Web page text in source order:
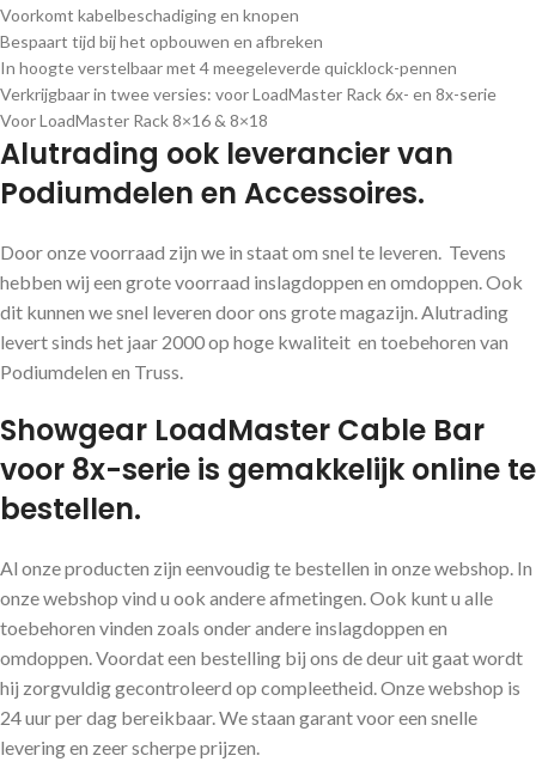
Voorkomt kabelbeschadiging en knopen
Bespaart tijd bij het opbouwen en afbreken
In hoogte verstelbaar met 4 meegeleverde quicklock-pennen
Verkrijgbaar in twee versies: voor LoadMaster Rack 6x- en 8x-serie
Voor LoadMaster Rack 8×16 & 8×18
Alutrading ook leverancier van
Podiumdelen en Accessoires.
Door onze voorraad zijn we in staat om snel te leveren. Tevens
hebben wij een grote voorraad inslagdoppen en omdoppen. Ook
dit kunnen we snel leveren door ons grote magazijn. Alutrading
levert sinds het jaar 2000 op hoge kwaliteit en toebehoren van
Podiumdelen en Truss.
Showgear LoadMaster Cable Bar
voor 8x-serie is gemakkelijk online te
bestellen.
Al onze producten zijn eenvoudig te bestellen in onze webshop. In
onze webshop vind u ook andere afmetingen. Ook kunt u alle
toebehoren vinden zoals onder andere inslagdoppen en
omdoppen. Voordat een bestelling bij ons de deur uit gaat wordt
hij zorgvuldig gecontroleerd op compleetheid. Onze webshop is
24 uur per dag bereikbaar. We staan garant voor een snelle
levering en zeer scherpe prijzen.